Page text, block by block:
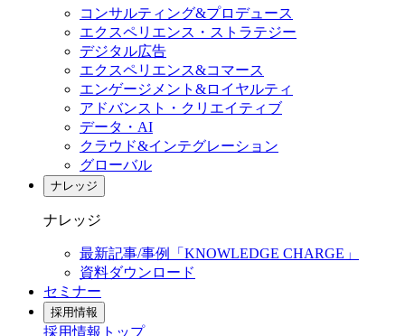
コンサルティング&プロデュース
エクスペリエンス・ストラテジー
デジタル広告
エクスペリエンス&コマース
エンゲージメント&ロイヤルティ
アドバンスト・クリエイティブ
データ・AI
クラウド&インテグレーション
グローバル
ナレッジ
ナレッジ
最新記事/事例「KNOWLEDGE CHARGE」
資料ダウンロード
セミナー
採用情報
採用情報 トップ